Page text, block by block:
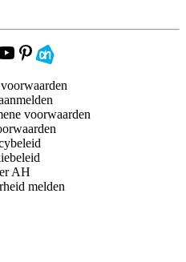
voorwaarden
AH
melden